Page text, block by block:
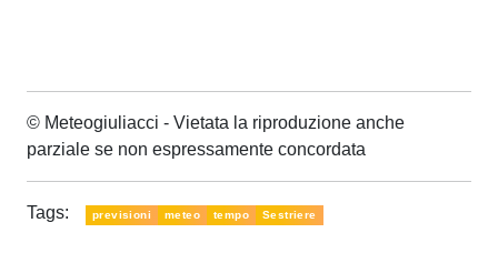
© Meteogiuliacci - Vietata la riproduzione anche
parziale se non espressamente concordata
Tags: previsioni meteo tempo Sestriere